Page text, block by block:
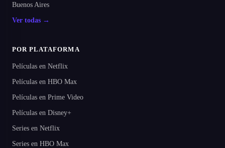
Buenos Aires
Ver todas →
POR PLATAFORMA
Películas en Netflix
Películas en HBO Max
Películas en Prime Video
Películas en Disney+
Series en Netflix
Series en HBO Max